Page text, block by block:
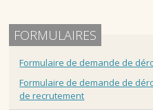
FORMULAIRES
Formulaire de demande de
Formulaire de demande de
de recrutement